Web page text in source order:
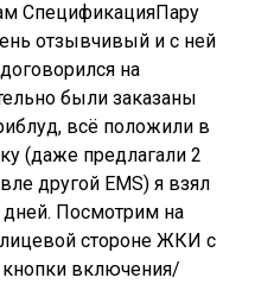
СпецификацияПару
отзывчивый и с ней
на
были заказаны
всё положили в
(даже предлагали 2
другой EMS) я взял
Посмотрим на
стороне ЖКИ с
кнопки включения/